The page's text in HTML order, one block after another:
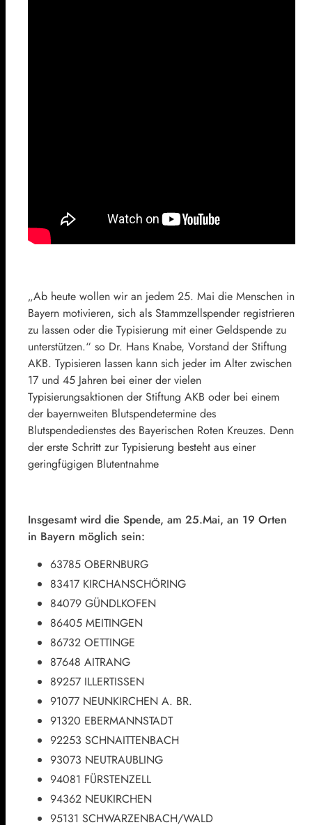
„Ab heute wollen wir an jedem 25. Mai die Menschen in
Bayern motivieren, sich als Stammzellspender registrieren
zu lassen oder die Typisierung mit einer Geldspende zu
unterstützen.“ so Dr. Hans Knabe, Vorstand der Stiftung
AKB. Typisieren lassen kann sich jeder im Alter zwischen
17 und 45 Jahren bei einer der vielen
Typisierungsaktionen der Stiftung AKB oder bei einem
der bayernweiten Blutspendetermine des
Blutspendedienstes des Bayerischen Roten Kreuzes. Denn
der erste Schritt zur Typisierung besteht aus einer
geringfügigen Blutentnahme
Insgesamt wird die Spende, am 25.Mai, an 19 Orten
in Bayern möglich sein:
63785 OBERNBURG
83417 KIRCHANSCHÖRING
84079 GÜNDLKOFEN
86405 MEITINGEN
86732 OETTINGE
87648 AITRANG
89257 ILLERTISSEN
91077 NEUNKIRCHEN A. BR.
91320 EBERMANNSTADT
92253 SCHNAITTENBACH
93073 NEUTRAUBLING
94081 FÜRSTENZELL
94362 NEUKIRCHEN
95131 SCHWARZENBACH/WALD